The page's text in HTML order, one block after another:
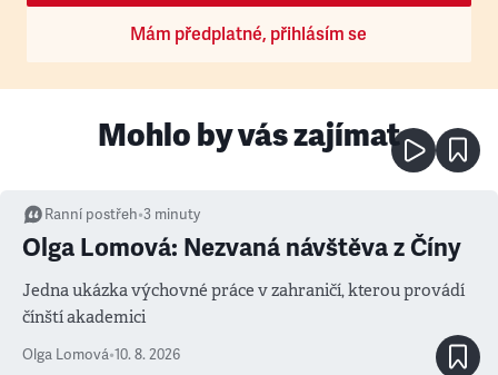
Mám předplatné, přihlásím se
Mohlo by vás zajímat
Ranní postřeh•3 minuty
Olga Lomová: Nezvaná návštěva z Číny
Jedna ukázka výchovné práce v zahraničí, kterou provádí
čínští akademici
Olga Lomová•10. 8. 2026